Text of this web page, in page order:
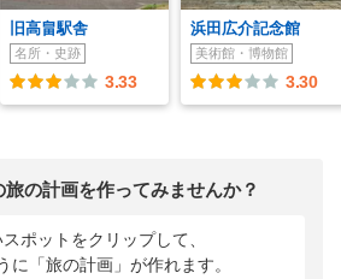
旧高畠駅舎
名所・史跡
3.33
浜田広介記念館
美術館・博物館
3.30
旅の計画を作ってみませんか？
ポットをクリップして、
に「旅の計画」が作れます。